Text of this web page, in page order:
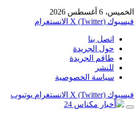
الخميس، 6 أغسطس 2026
فيسبوك X (Twitter) الانستغرام
اتصل بنا
حول الجريدة
طاقم الجريدة
للنشر
سياسة الخصوصية
فيسبوك X (Twitter) الانستغرام يوتيوب